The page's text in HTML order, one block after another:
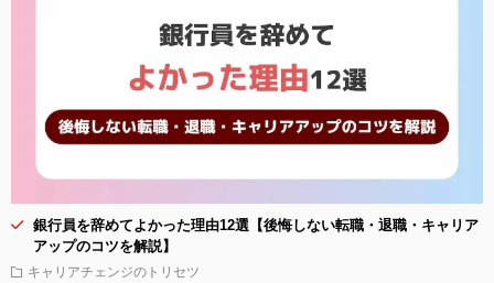
銀行員を辞めてよかった理由12選【後悔しない転職・退職・キャリア
アップのコツを解説】
キャリアチェンジのトリセツ